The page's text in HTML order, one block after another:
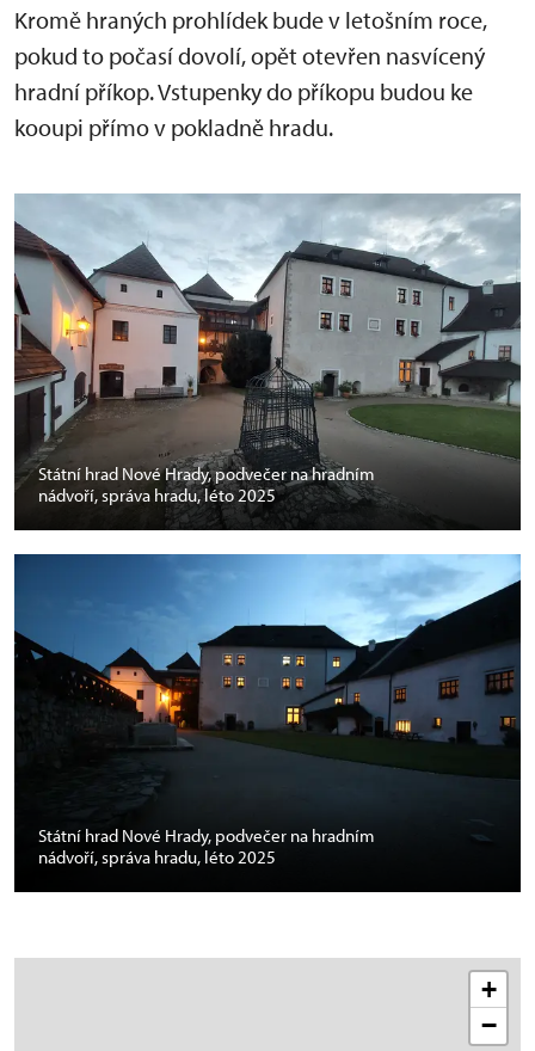
Kromě hraných prohlídek bude v letošním roce,
pokud to počasí dovolí, opět otevřen nasvícený
hradní příkop. Vstupenky do příkopu budou ke
kooupi přímo v pokladně hradu.
Státní hrad Nové Hrady, podvečer na hradním
nádvoří, správa hradu, léto 2025
Státní hrad Nové Hrady, podvečer na hradním
nádvoří, správa hradu, léto 2025
+
−